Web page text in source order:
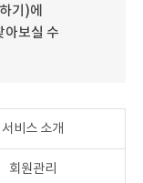
기)에
아보실 수
서비스 소개
회원관리